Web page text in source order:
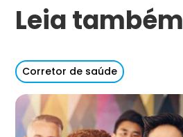
Leia também
Corretor de saúde